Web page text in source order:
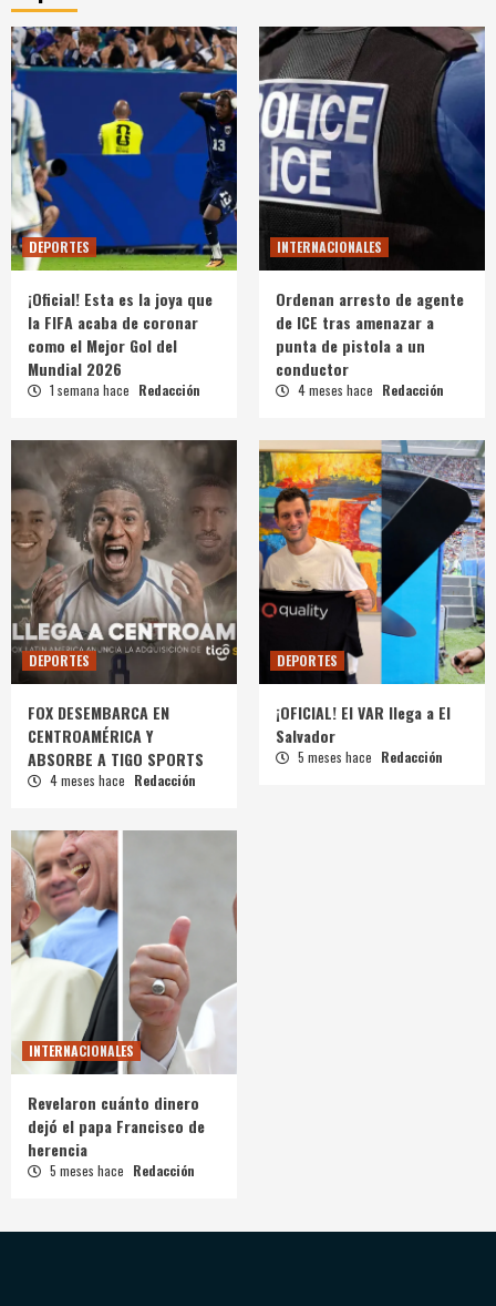
DEPORTES
¡Oficial! Esta es la joya que
la FIFA acaba de coronar
como el Mejor Gol del
Mundial 2026
1 semana hace Redacción
INTERNACIONALES
Ordenan arresto de agente
de ICE tras amenazar a
punta de pistola a un
conductor
4 meses hace Redacción
DEPORTES
FOX DESEMBARCA EN
CENTROAMÉRICA Y
ABSORBE A TIGO SPORTS
4 meses hace Redacción
DEPORTES
¡OFICIAL! El VAR llega a El
Salvador
5 meses hace Redacción
INTERNACIONALES
Revelaron cuánto dinero
dejó el papa Francisco de
herencia
5 meses hace Redacción